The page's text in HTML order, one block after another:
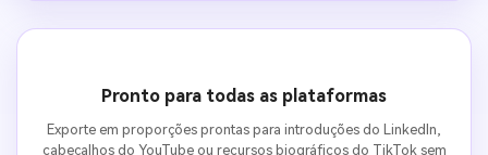
Pronto para todas as plataformas
Exporte em proporções prontas para introduções do LinkedIn,
cabeçalhos do YouTube ou recursos biográficos do TikTok sem